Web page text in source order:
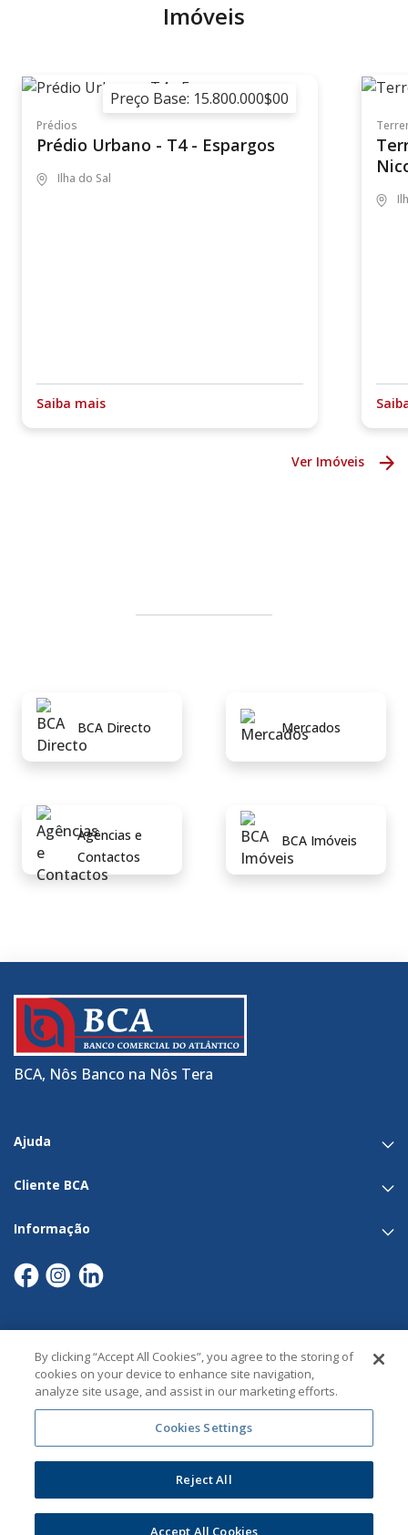
Imóveis
Preço Base: 15.800.000$00
Prédios
Prédio Urbano - T4 - Espargos
Ilha do Sal
Saiba mais
Ver Imóveis
BCA Directo Mercados
Agências e
Contactos
BCA Imóveis
BCA, Nôs Banco na Nôs Tera
Ajuda
Cliente BCA
Informação
Links Úteis​
Política de Cookies
Política de Privacidade​
Mapa Do Site
© 2026 Banco BCA. Todos os direitos reservados
By clicking “Accept All Cookies”, you agree to the storing of
cookies on your device to enhance site navigation,
analyze site usage, and assist in our marketing efforts.
Cookies Settings
Reject All
Accept All Cookies